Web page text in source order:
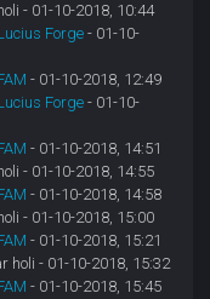
- 01-10-2018, 10:44
Forge - 01-10-
- 01-10-2018, 12:49
Forge - 01-10-
- 01-10-2018, 14:51
- 01-10-2018, 14:55
- 01-10-2018, 14:58
- 01-10-2018, 15:00
- 01-10-2018, 15:21
holi - 01-10-2018, 15:32
- 01-10-2018, 15:45